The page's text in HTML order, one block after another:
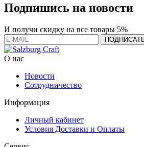
Подпишись на новости
И получи скидку на все товары 5%
О нас
Новости
Сотрудничество
Информация
Личный кабинет
Условия Доставки и Оплаты